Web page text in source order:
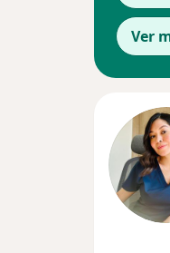
Ver